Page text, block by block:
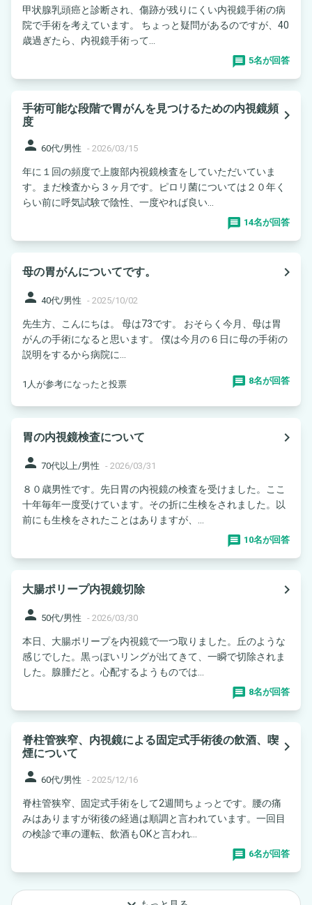
甲状腺乳頭癌と診断され、傷跡が残りにくい内視鏡手術の病
院で手術を考えています。 ちょっと疑問があるのですが、40
歳過ぎたら、内視鏡手術って...
5名が回答
手術可能な段階で胃がんを見つけるための内視鏡頻
度
navigate_next
person 60代/男性 - 2026/03/15
年に１回の頻度で上腹部内視鏡検査をしていただいていま
す。まだ検査から３ヶ月です。ピロリ菌については２０年く
らい前に呼気試験で陰性、一度やれば良い...
14名が回答
母の胃がんについてです。
navigate_next
person 40代/男性 - 2025/10/02
先生方、こんにちは。 母は73です。 おそらく今月、母は胃
がんの手術になると思います。 僕は今月の６日に母の手術の
説明をするから病院に...
1人が参考になったと投票 8名が回答
胃の内視鏡検査について
navigate_next
person 70代以上/男性 - 2026/03/31
８０歳男性です。先日胃の内視鏡の検査を受けました。ここ
十年毎年一度受けています。その折に生検をされました。以
前にも生検をされたことはありますが、...
10名が回答
大腸ポリープ内視鏡切除
navigate_next
person 50代/男性 - 2026/03/30
本日、大腸ポリープを内視鏡で一つ取りました。丘のような
感じでした。黒っぽいリングが出てきて、一瞬で切除されま
した。腺腫だと。心配するようものでは...
8名が回答
脊柱管狭窄、内視鏡による固定式手術後の飲酒、喫
煙について
navigate_next
person 60代/男性 - 2025/12/16
脊柱管狭窄、固定式手術をして2週間ちょっとです。腰の痛
みはありますが術後の経過は順調と言われています。一回目
の検診で車の運転、飲酒もOKと言われ...
6名が回答